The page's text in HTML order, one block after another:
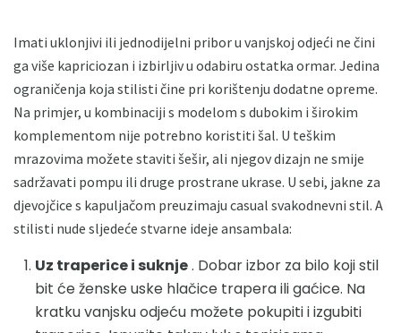
Imati uklonjivi ili jednodijelni pribor u vanjskoj odjeći ne čini
ga više kapriciozan i izbirljiv u odabiru ostatka ormar. Jedina
ograničenja koja stilisti čine pri korištenju dodatne opreme.
Na primjer, u kombinaciji s modelom s dubokim i širokim
komplementom nije potrebno koristiti šal. U teškim
mrazovima možete staviti šešir, ali njegov dizajn ne smije
sadržavati pompu ili druge prostrane ukrase. U sebi, jakne za
djevojčice s kapuljačom preuzimaju casual svakodnevni stil. A
stilisti nude sljedeće stvarne ideje ansambala:
Uz traperice i suknje. Dobar izbor za bilo koji stil
bit će ženske uske hlačice trapera ili gaćice. Na
kratku vanjsku odjeću možete pokupiti i izgubiti